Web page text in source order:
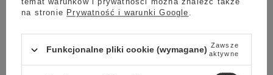
na stronie Prywatność i warunki Google .
Funkcjonalne pliki cookie (wymagane) Zawsze
aktywne